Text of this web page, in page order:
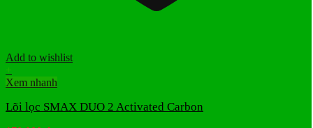
Add to wishlist
+
Xem nhanh
Lõi lọc SMAX DUO 2 Activated Carbon